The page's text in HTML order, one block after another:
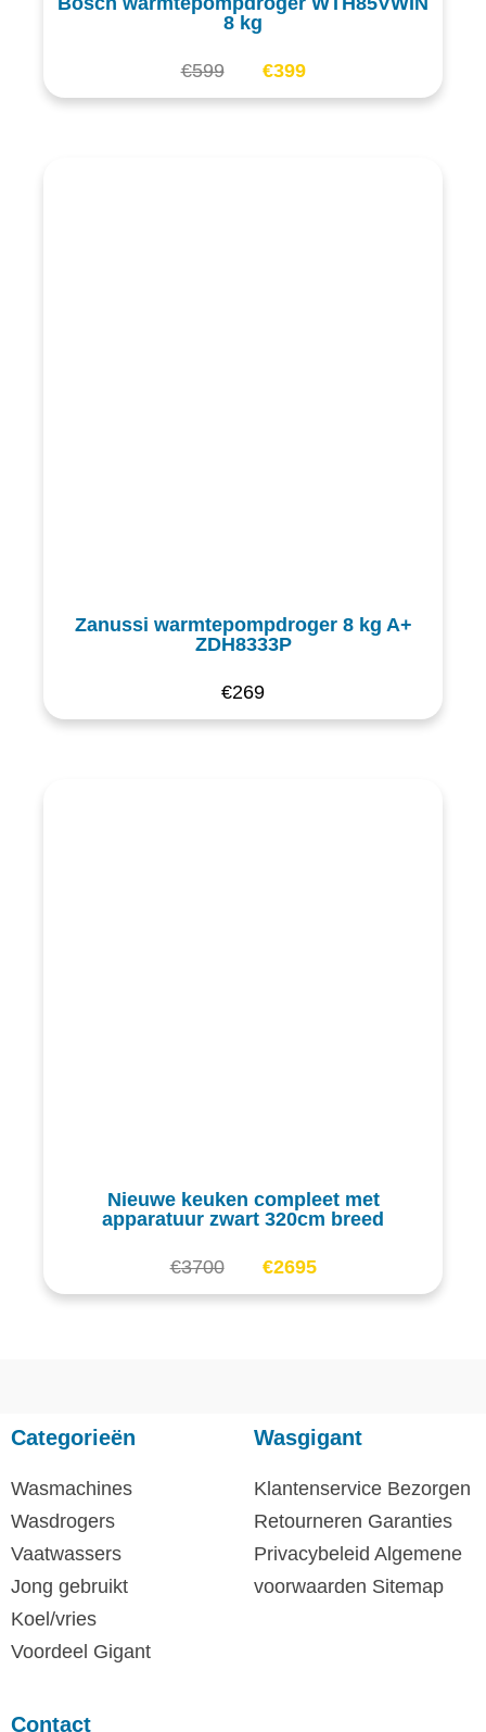
8 kg
€599 €399
Zanussi warmtepompdroger 8 kg A+
ZDH8333P
€269
Nieuwe keuken compleet met
apparatuur zwart 320cm breed
€3700 €2695
Categorieën
Wasmachines
Wasdrogers
Vaatwassers
Jong gebruikt
Koel/vries
Voordeel Gigant
Wasgigant
Klantenservice Bezorgen
Retourneren Garanties
Privacybeleid Algemene
voorwaarden Sitemap
Contact